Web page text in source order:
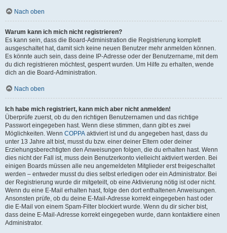
Nach oben
Warum kann ich mich nicht registrieren?
Es kann sein, dass die Board-Administration die Registrierung komplett
ausgeschaltet hat, damit sich keine neuen Benutzer mehr anmelden können.
Es könnte auch sein, dass deine IP-Adresse oder der Benutzername, mit dem
du dich registrieren möchtest, gesperrt wurden. Um Hilfe zu erhalten, wende
dich an die Board-Administration.
Nach oben
Ich habe mich registriert, kann mich aber nicht anmelden!
Überprüfe zuerst, ob du den richtigen Benutzernamen und das richtige
Passwort eingegeben hast. Wenn diese stimmen, dann gibt es zwei
Möglichkeiten. Wenn COPPA aktiviert ist und du angegeben hast, dass du
unter 13 Jahre alt bist, musst du bzw. einer deiner Eltern oder deiner
Erziehungsberechtigten den Anweisungen folgen, die du erhalten hast. Wenn
dies nicht der Fall ist, muss dein Benutzerkonto vielleicht aktiviert werden. Bei
einigen Boards müssen alle neu angemeldeten Mitglieder erst freigeschaltet
werden – entweder musst du dies selbst erledigen oder ein Administrator. Bei
der Registrierung wurde dir mitgeteilt, ob eine Aktivierung nötig ist oder nicht.
Wenn du eine E-Mail erhalten hast, folge den dort enthaltenen Anweisungen.
Ansonsten prüfe, ob du deine E-Mail-Adresse korrekt eingegeben hast oder
die E-Mail von einem Spam-Filter blockiert wurde. Wenn du dir sicher bist,
dass deine E-Mail-Adresse korrekt eingegeben wurde, dann kontaktiere einen
Administrator.